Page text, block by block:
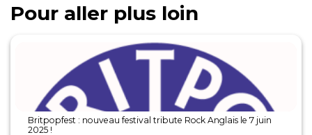
Pour aller plus loin
Britpopfest : nouveau festival tribute Rock Anglais le 7 juin
2025 !